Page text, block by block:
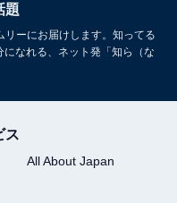
題
ーにお届けします。知ってる
なれる、ネット発「知ら（な
ス
All About Japan